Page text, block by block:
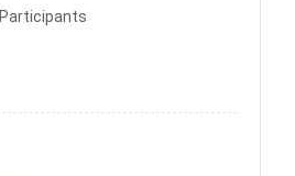
Participants